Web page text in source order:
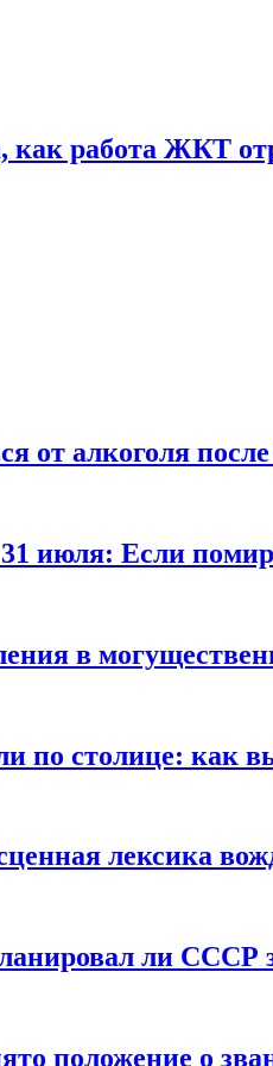
как работа ЖКТ
от алкоголя
июля: Если
в
по столице: как
лексика
ли СССР
положение о